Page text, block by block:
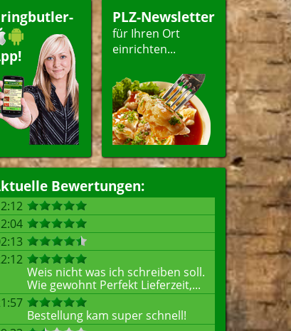
PLZ-Newsletter
für Ihren Ort
einrichten...
Bewertungen:
Weis nicht was ich schreiben soll.
Wie gewohnt Perfekt Lieferzeit,...
Bestellung kam super schnell!